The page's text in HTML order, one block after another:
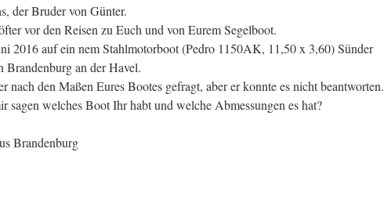
der Bruder von Günter.
vor den Reisen zu Euch und von Eurem Segelboot.
2016 auf ein nem Stahlmotorboot (Pedro 1150AK, 11,50 x 3,60) Sünder
Brandenburg an der Havel.
nach den Maßen Eures Bootes gefragt, aber er konnte es nicht beantworten.
sagen welches Boot Ihr habt und welche Abmessungen es hat?
Brandenburg